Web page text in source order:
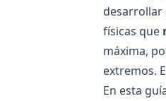
desarrollar
físicas que
máxima,
extremos.
En esta